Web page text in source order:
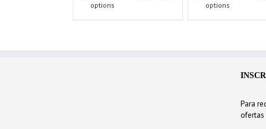
options
options
Para
ofertas